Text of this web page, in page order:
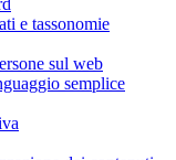
e tassonomie
sul web
semplice